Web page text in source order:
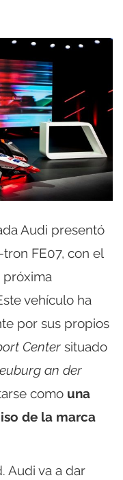
Audi presentó
FE07, con el
próxima
vehículo ha
por sus propios
Center situado
an der
como una
de la marca
Audi va a dar